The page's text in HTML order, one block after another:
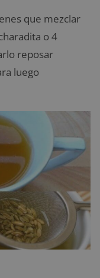
que mezclar
o 4
reposar
luego